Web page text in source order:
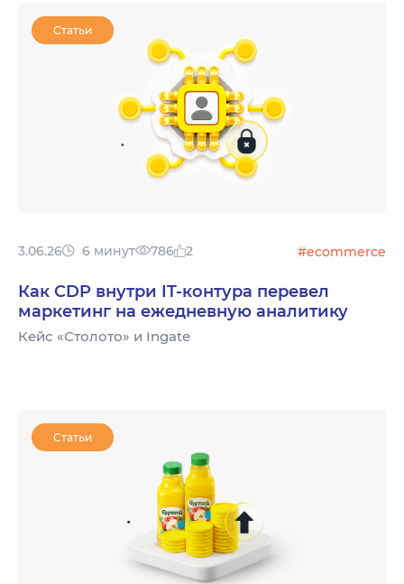
Статьи
3.06.26 6 минут 786 2 #ecommerce
Как CDP внутри IT-контура перевел
маркетинг на ежедневную аналитику
Кейс «Столото» и Ingate
Статьи